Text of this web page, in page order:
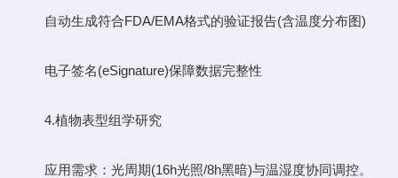
自动生成符合FDA/EMA格式的验证报告(含温度分布图)
电子签名(eSignature)保障数据完整性
​​4.植物表型组学研究​​
​​应用需求​​：光周期(16h光照/8h黑暗)与温湿度协同调控。